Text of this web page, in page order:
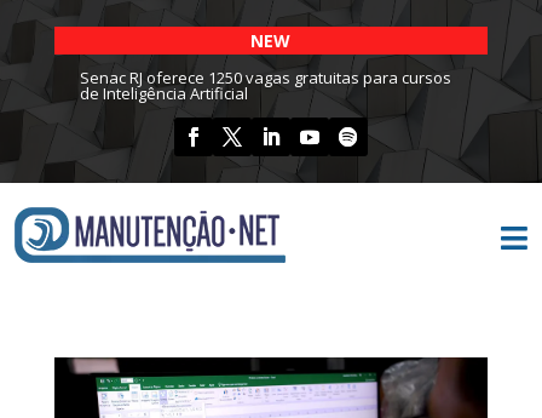
NEW
Senac RJ oferece 1250 vagas gratuitas para cursos
de Inteligência Artificial
